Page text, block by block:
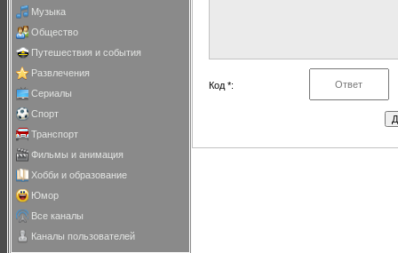
Музыка
Общество
Путешествия и события
Развлечения
Сериалы
Спорт
Транспорт
Фильмы и анимация
Хобби и образование
Юмор
Все каналы
Каналы пользователей
Код *: